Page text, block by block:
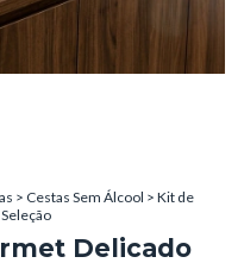
> Cestas Sem Álcool > Kit de
Delicado